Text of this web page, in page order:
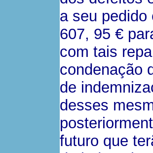
a seu pedido
607, 95 €
com tais
condenação
de
desses
futuro que